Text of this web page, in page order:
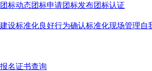
团标动态团标申请团标发布团标认证
设标准化良好行为确认标准化现场管理自
名证书查询